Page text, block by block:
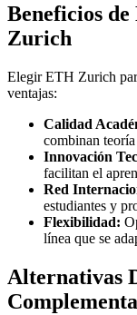
Beneficios
Zurich
Elegir ETH Zurich
ventajas:
Calidad
combinan
Innovación
facilitan el
Red
estudiantes y
Flexibilidad:
línea que se
Alternativas